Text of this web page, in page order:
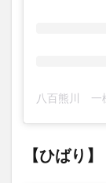
【ひばり】